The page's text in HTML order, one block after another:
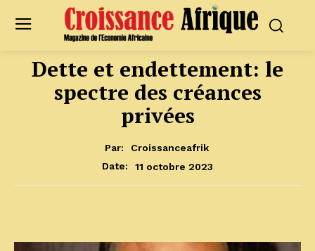
Dette et endettement: le
spectre des créances
privées
Par:
Croissanceafrik
Date:
11 octobre 2023